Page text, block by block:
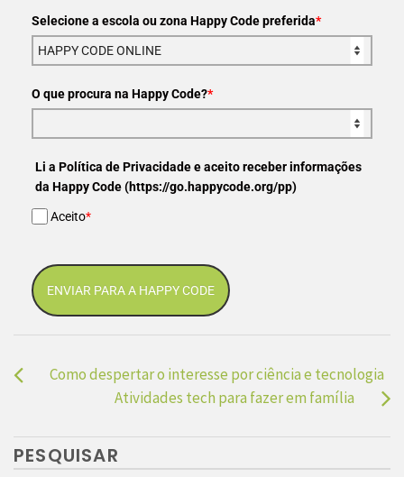
Selecione a escola ou zona Happy Code preferida*
O que procura na Happy Code?*
Li a Política de Privacidade e aceito receber informações
da Happy Code (https://go.happycode.org/pp)
Aceito*
ENVIAR PARA A HAPPY CODE
Como despertar o interesse por ciência e tecnologia
Atividades tech para fazer em família
PESQUISAR